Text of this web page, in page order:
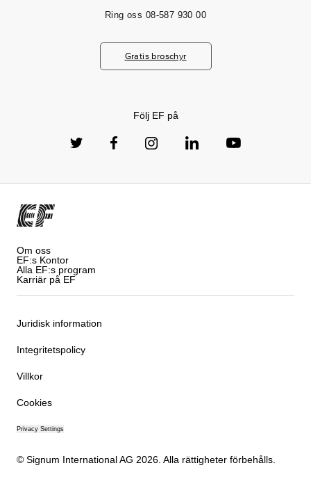
Ring oss 08-587 930 00
Gratis broschyr
Följ EF på
Om oss
EF:s Kontor
Alla EF:s program
Karriär på EF
Juridisk information
Integritetspolicy
Villkor
Cookies
Privacy Settings
© Signum International AG 2026. Alla rättigheter förbehålls.